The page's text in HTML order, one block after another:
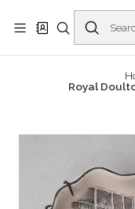
Buscantiguidades -
Castelo -
Royal